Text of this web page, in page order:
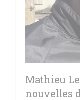
Mathieu
nouvelles